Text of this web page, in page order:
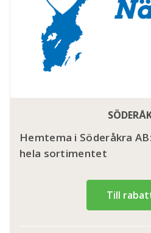
Hemtema i Söderåkra
hela sortimentet
Till